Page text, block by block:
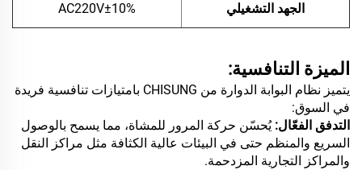
الجهد التشغيلي AC220V±10%
الميزة التنافسية:
يتميز نظام البوابة الدوارة من CHISUNG بامتيازات تنافسية فريدة
في السوق:
التدفق الفعّال:يُحسّن حركة المرور للمشاة، مما يسمح بالوصول
السريع والمنظم حتى في البيئات عالية الكثافة مثل مراكز النقل
والمراكز التجارية المزدحمة.